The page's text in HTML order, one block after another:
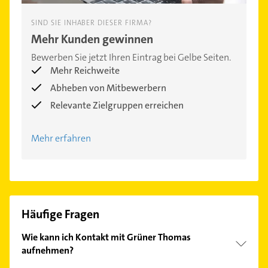
SIND SIE INHABER DIESER FIRMA?
Mehr Kunden gewinnen
Bewerben Sie jetzt Ihren Eintrag bei Gelbe Seiten.
Mehr Reichweite
Abheben von Mitbewerbern
Relevante Zielgruppen erreichen
Mehr erfahren
Häufige Fragen
Wie kann ich Kontakt mit Grüner Thomas
aufnehmen?